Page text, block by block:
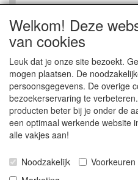
LINK PAGINA
Gastenboek RC-POINT
Kijkje in de Winkel
Welkom! Deze
van cookies
Leuk dat je onze site bezoekt.
mogen plaatsen. De
persoonsgegevens. De overige
bezoekerservaring te
producten beter bij je onder de
een optimaal werkende website
alle vakjes aan!
Noodzakelijk Voorkeuren